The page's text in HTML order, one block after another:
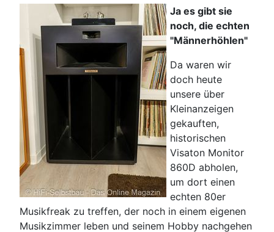
Ja es gibt sie
noch, die echten
"Männerhöhlen"
Da waren wir
doch heute
unsere über
Kleinanzeigen
gekauften,
historischen
Visaton Monitor
860D abholen,
um dort einen
echten 80er
Musikfreak zu treffen, der noch in einem eigenen
Musikzimmer leben und seinem Hobby nachgehen